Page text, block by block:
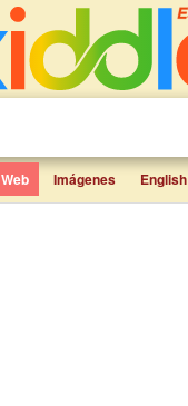
Web Imágenes English